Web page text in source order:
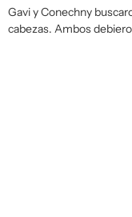
Gavi y Conechny
cabezas. Ambos